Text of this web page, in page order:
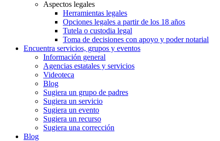
Aspectos legales
Herramientas legales
Opciones legales a partir de los 18 años
Tutela o custodia legal
Toma de decisiones con apoyo y poder notarial
Encuentra servicios, grupos y eventos
Información general
Agencias estatales y servicios
Videoteca
Blog
Sugiera un grupo de padres
Sugiera un servicio
Sugiera un evento
Sugiera un recurso
Sugiera una corrección
Blog